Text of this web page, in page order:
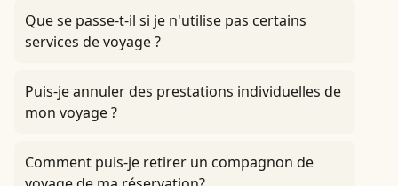
Que se passe-t-il si je n'utilise pas certains
services de voyage ?
Puis-je annuler des prestations individuelles de
mon voyage ?
Comment puis-je retirer un compagnon de